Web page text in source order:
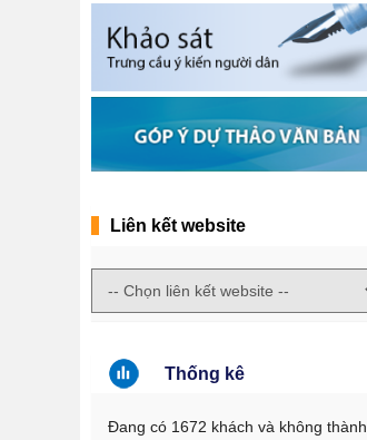
Liên kết website
Thống kê
Đang có 1672 khách và không thành